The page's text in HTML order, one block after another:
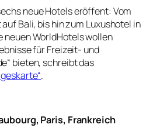
neue Hotels eröffent: Vom
Bali, bis hin zum Luxushotel in
neuen WorldHotels wollen
für Freizeit- und
bieten, schreibt das
.
Paris, Frankreich